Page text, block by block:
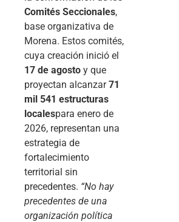
Comités Seccionales,
base organizativa de
Morena. Estos comités,
cuya creación inició el
17 de agosto y que
proyectan alcanzar71
mil 541 estructuras
localespara enero de
2026, representan una
estrategia de
fortalecimiento
territorial sin
precedentes. “No hay
precedentes de una
organización política